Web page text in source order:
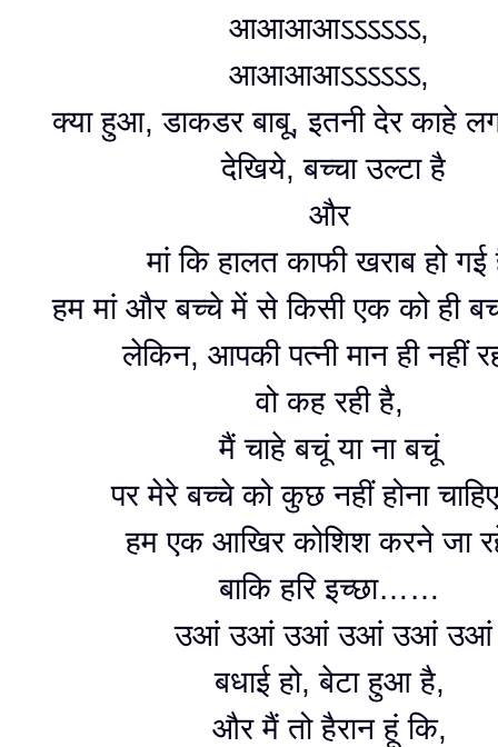
आआआआऽऽऽऽऽऽ,
आआआआऽऽऽऽऽऽ,
क्या हुआ, डाकडर बाबू, इतनी देर काहे
देखिये, बच्चा उल्टा है
और
मां कि हालत काफी खराब हो
हम मां और बच्चे में से किसी एक को ही
लेकिन, आपकी पत्नी मान ही नहीं
वो कह रही है,
मैं चाहे बचूं या ना बचूं
पर मेरे बच्चे को कुछ नहीं होना
हम एक आखिर कोशिश करने जा
बाकि हरि इच्छा……
उआं उआं उआं उआं उआं उआं
बधाई हो, बेटा हुआ है,
और मैं तो हैरान हूं कि,